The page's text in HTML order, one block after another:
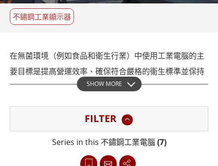
不鏽鋼工業顯示器
在無菌環境（例如食品和衛生行業）中使用工業電腦的主
要目標是提高營運效率、確保符合嚴格的衛生標準並保持
產品完整性。工業電腦作為強大的接口，可促進生產環境
的無縫自動化，減少人為幹預並最大限度地降低污染風
險。
SHOW MORE
FILTER
Series in this 不鏽鋼工業電腦 (7)